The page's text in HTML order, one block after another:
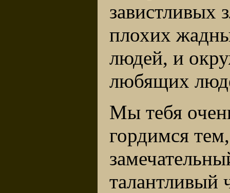
завистливых
плохих
людей, и
любящих
Мы тебя
гордимся
талантливый